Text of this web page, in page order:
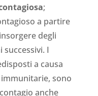
;
a partire
degli
I
a causa
sono
anche